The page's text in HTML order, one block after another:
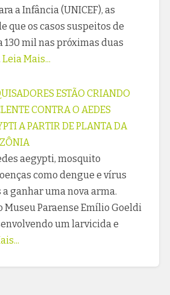
a Infância (UNICEF), as
que os casos suspeitos de
130 mil nas próximas duas
Leia Mais...
ESTÃO CRIANDO
CONTRA O AEDES
A PARTIR DE PLANTA DA
aegypti, mosquito
como dengue e vírus
ganhar uma nova arma.
Museu Paraense Emílio Goeldi
um larvicida e